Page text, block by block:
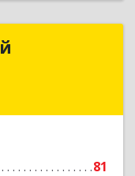
81
Евгений